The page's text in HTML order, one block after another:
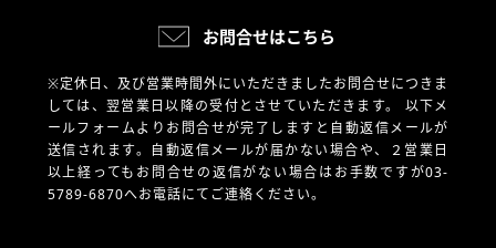
お問合せはこちら
※定休日、及び営業時間外にいただきましたお問合せにつきま
しては、翌営業日以降の受付とさせていただきます。 以下メ
ールフォームよりお問合せが完了しますと自動返信メールが
送信されます。自動返信メールが届かない場合や、
２営業日
以上経ってもお問合せの返信がない場合はお手数ですが03-
5789-6870へお電話にてご連絡ください。